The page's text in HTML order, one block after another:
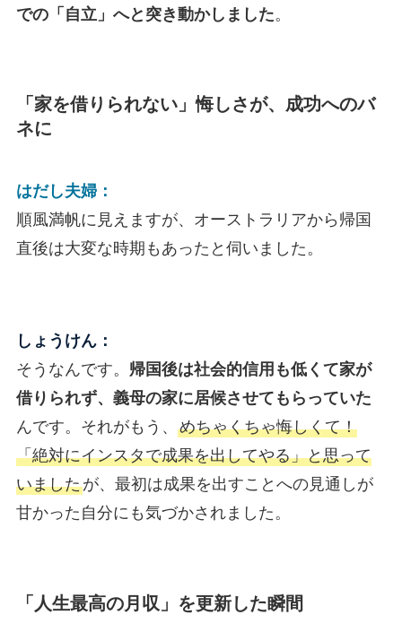
での「自立」へと突き動かしました。
「家を借りられない」悔しさが、成功へのバ
ネに
はだし夫婦：
順風満帆に見えますが、オーストラリアから帰国
直後は大変な時期もあったと伺いました。
しょうけん：
そうなんです。 帰国後は社会的信用も低くて家が
借りられず、義母の家に居候させてもらっていた
んです。それがもう、 めちゃくちゃ悔しくて！
「絶対にインスタで成果を出してやる」と思って
いましたが、最初は成果を出すことへの見通しが
甘かった自分にも気づかされました。
「人生最高の月収」を更新した瞬間